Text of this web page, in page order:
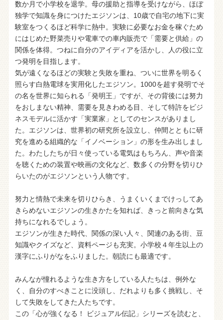
数か月で小学校を退学。母の援助と指導を受けながら、ほぼ
独学で知識を身につけたエジソンは、10歳で自宅の地下に実
験室をつくるほど科学に熱中。実験に必要なお金を稼ぐため
にはじめた野菜売りや電車での車内販売で「需要と供給」の
関係を体得。つねに自分のアイディアを活かし、人の役に立
つ発明を目指します。
気が遠くなるほどの実験と失敗を重ね、ついに世界を明るく
照らす白熱電球を実用化したエジソン。1000を超す発明でそ
の名を世界に知られる「発明王」ですが、その背後には努力
をおしまない精神、需要を見きわめる目、そして特許をビジ
ネスモデルに活かす「実業家」としてのセンスがありまし
た。エジソンは、世界初の研究所を設立し、仲間とともに研
究を進める組織的な「イノベーション」の形を生み出しまし
た。わたしたちが日々使っている電気はもちろん、声や音楽
を聴くための装置や映画の文化など、数多くの分野を切りひ
らいたのがエジソンという人物です。
努力と情熱で未来を切りひらき、うまくいくまでけっしてあ
きらめないエジソンの生きかたを知れば、きっと前向きな気
持ちになれるでしょう。
エジソンが生きた時代、関係の深い人々、関連のある街、豆
知識やクイズなど、資料ページも充実。小学校４年生以上の
漢字にふりがなをふりました。朝読にも最適です。
みんなが憧れるような生き方をしている人たちは、例外な
く、自分のすべきことに没頭し、だれよりも多く挑戦し、そ
して失敗をしてきた人たちです。
この「心が強くなる！ ビジュアル伝記」シリーズを読むと、